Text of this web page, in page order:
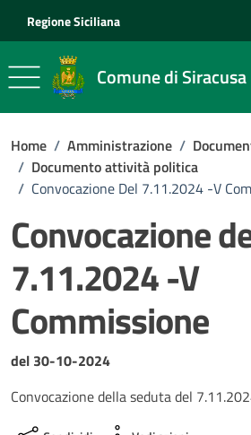
Regione Siciliana
Comune di Siracusa
Home / Amministrazione /
/ Documento attività politica
/ Convocazione Del 7.11.2024 -V
Convocazione
7.11.2024 -V
Commissione
Dettagli del documento
del 30-10-2024
Convocazione della seduta del